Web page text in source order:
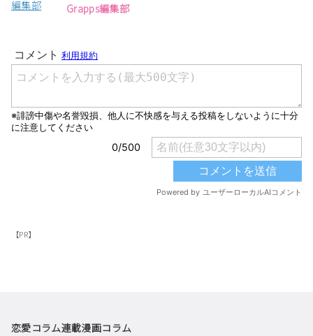
Grapps編集部
【PR】
恋愛コラム連載漫画コラム